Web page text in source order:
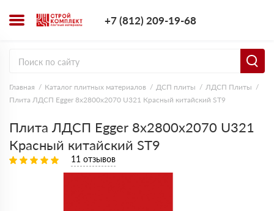
+7 (812) 209-19-68
Главная Каталог плитных материалов ДСП плиты
ЛДСП Плиты
Плита ЛДСП Egger 8х2800х2070 U321 Красный китайский ST9
Плита ЛДСП Egger 8х2800х2070 U321
Красный китайский ST9
11 отзывов